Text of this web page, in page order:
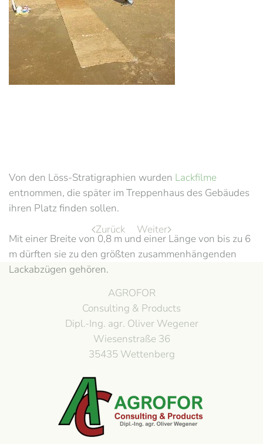
Von den Löss-Stratigraphien wurden Lackfilme
entnommen, die später im Treppenhaus des Gebäudes
ihren Platz finden sollen.
Mit einer Breite von 0,8 m und einer Länge von bis zu 6
m dürften sie zu den größten zusammenhängenden
Lackabzügen gehören.
Zurück Weiter
AGROFOR
Consulting & Products
Dipl.-Ing. agr. Oliver Wegener
Wiesenstraße 36
35435 Wettenberg